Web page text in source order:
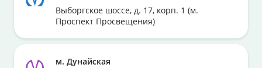
Выборгское шоссе, д. 17, корп. 1 (м.
Проспект Просвещения)
м. Дунайская